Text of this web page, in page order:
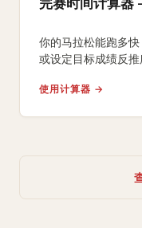
你的马拉松能跑多
或设定目标成绩反推
使用计算器 →